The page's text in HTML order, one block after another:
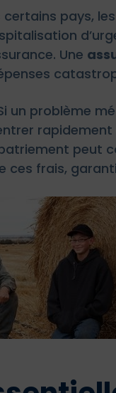
certains pays,
Une
un problème
rapidement
peut
ces frais,